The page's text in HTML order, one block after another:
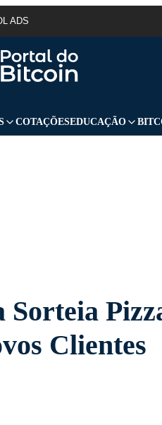
ADS
COTAÇÕESEDUCAÇÃO
Sorteia
Clientes